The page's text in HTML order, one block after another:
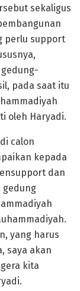
sekaligus
perlu support
pada saat itu
oleh Haryadi.
calon
kepada
dan
gedung
yang harus
saya akan
kita